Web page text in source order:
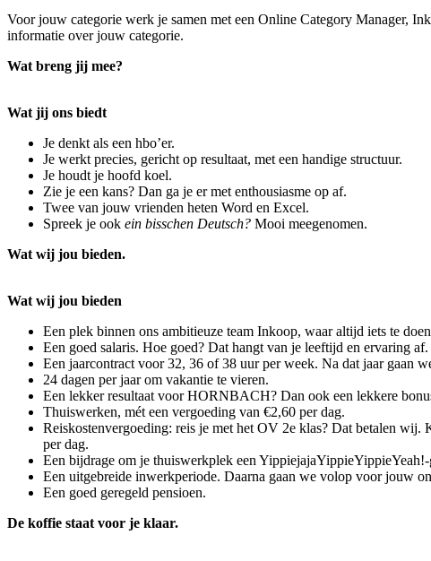
Voor jouw categorie werk je samen met een Online Category Manager,
informatie over jouw categorie.
Wat breng jij mee?
Wat jij ons biedt
Je denkt als een hbo’er.
Je werkt precies, gericht op resultaat, met een handige structuur.
Je houdt je hoofd koel.
Zie je een kans? Dan ga je er met enthousiasme op af.
Twee van jouw vrienden heten Word en Excel.
Spreek je ook ein bisschen Deutsch? Mooi meegenomen.
Wat wij jou bieden.
Wat wij jou bieden
Een plek binnen ons ambitieuze team Inkoop, waar altijd iets te
Een goed salaris. Hoe goed? Dat hangt van je leeftijd en ervaring af.
Een jaarcontract voor 32, 36 of 38 uur per week. Na dat jaar gaan
24 dagen per jaar om vakantie te vieren.
Een lekker resultaat voor HORNBACH? Dan ook een lekkere
Thuiswerken, mét een vergoeding van €2,60 per dag.
Reiskostenvergoeding: reis je met het OV 2e klas? Dat betalen
per dag.
Een bijdrage om je thuiswerkplek een YippiejajaYippieYippieYeah!-
Een uitgebreide inwerkperiode. Daarna gaan we volop voor jouw
Een goed geregeld pensioen.
De koffie staat voor je klaar.